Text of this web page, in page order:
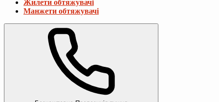
Жилети обтяжувачі
Манжети обтяжувачі